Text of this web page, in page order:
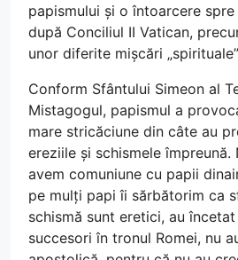
papismului și o întoarcere
după Conciliul II Vatican,
unor diferite mișcări
Conform Sfântului Simeon al
Mistagogul, papismul a
mare stricăciune din câte au
ereziile și schismele
avem comuniune cu papii
pe mulți papi îi sărbătorim ca
schismă sunt eretici, au
succesori în tronul Romei, nu